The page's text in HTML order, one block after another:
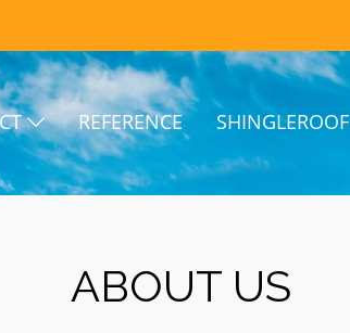
REFERENCE SHINGLEROOF
ABOUT US